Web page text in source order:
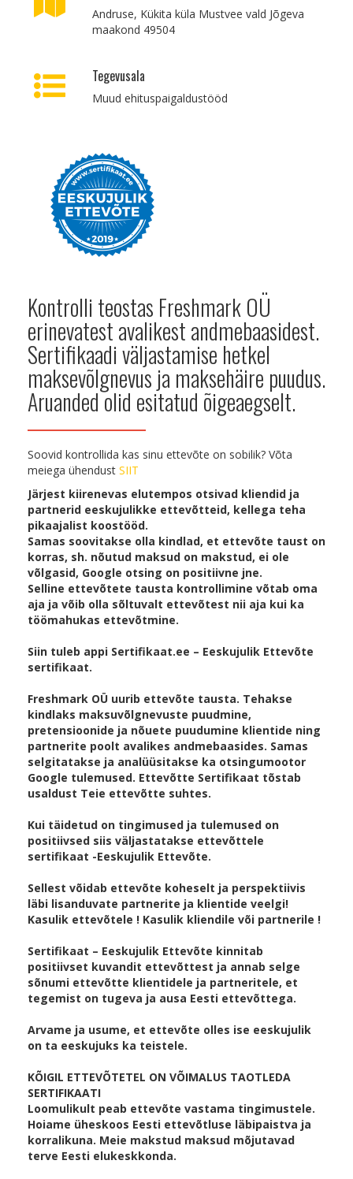
Andruse, Kükita küla Mustvee vald Jõgeva
maakond 49504
Tegevusala
Muud ehituspaigaldustööd
Kontrolli teostas Freshmark OÜ
erinevatest avalikest andmebaasidest.
Sertifikaadi väljastamise hetkel
maksevõlgnevus ja maksehäire puudus.
Aruanded olid esitatud õigeaegselt.
Soovid kontrollida kas sinu ettevõte on sobilik? Võta
meiega ühendust SIIT
Järjest kiirenevas elutempos otsivad kliendid ja
partnerid eeskujulikke ettevõtteid, kellega teha
pikaajalist koostööd.
Samas soovitakse olla kindlad, et ettevõte taust on
korras, sh. nõutud maksud on makstud, ei ole
võlgasid, Google otsing on positiivne jne.
Selline ettevõtete tausta kontrollimine võtab oma
aja ja võib olla sõltuvalt ettevõtest nii aja kui ka
töömahukas ettevõtmine.
Siin tuleb appi Sertifikaat.ee – Eeskujulik Ettevõte
sertifikaat.
Freshmark OÜ uurib ettevõte tausta. Tehakse
kindlaks maksuvõlgnevuste puudmine,
pretensioonide ja nõuete puudumine klientide ning
partnerite poolt avalikes andmebaasides. Samas
selgitatakse ja analüüsitakse ka otsingumootor
Google tulemused. Ettevõtte Sertifikaat tõstab
usaldust Teie ettevõtte suhtes.
Kui täidetud on tingimused ja tulemused on
positiivsed siis väljastatakse ettevõttele
sertifikaat -Eeskujulik Ettevõte.
Sellest võidab ettevõte koheselt ja perspektiivis
läbi lisanduvate partnerite ja klientide veelgi!
Kasulik ettevõtele ! Kasulik kliendile või partnerile !
Sertifikaat – Eeskujulik Ettevõte kinnitab
positiivset kuvandit ettevõttest ja annab selge
sõnumi ettevõtte klientidele ja partneritele, et
tegemist on tugeva ja ausa Eesti ettevõttega.
Arvame ja usume, et ettevõte olles ise eeskujulik
on ta eeskujuks ka teistele.
KÕIGIL ETTEVÕTETEL ON VÕIMALUS TAOTLEDA
SERTIFIKAATI
Loomulikult peab ettevõte vastama tingimustele.
Hoiame üheskoos Eesti ettevõtluse läbipaistva ja
korralikuna. Meie makstud maksud mõjutavad
terve Eesti elukeskkonda.